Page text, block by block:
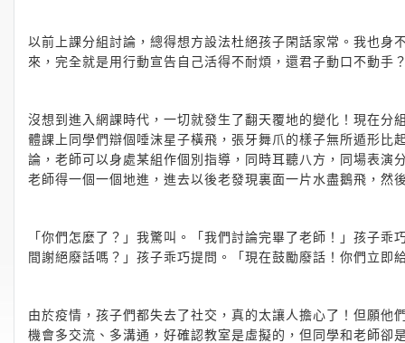
以前上課分組討論，總得想方設法杜絕孩子閑話家常。我也
來，完全就是用行動宣告自己活得不耐煩，還君子動口不動手
沒想到進入網課時代，一切就發生了翻天覆地的變化！現在
體課上同學們辯個唾沫星子橫飛，張牙舞爪的樣子無所遁形
論，老師可以身處某組作個別指導，同時耳聽八方，同場表
老師得一個一個地進，進去以後老發現裏面一片水盡鵝飛，然
「你們怎麼了？」我驚叫。「我們討論完畢了老師！」孩子
間謝絕廢話嗎？」孩子乖巧提問。「現在鼓勵廢話！你們立即
由於疫情，孩子們都失去了社交，真的太讓人擔心了！但願
機會多交流、多溝通，好確認教室是虛擬的，但同學和老師卻